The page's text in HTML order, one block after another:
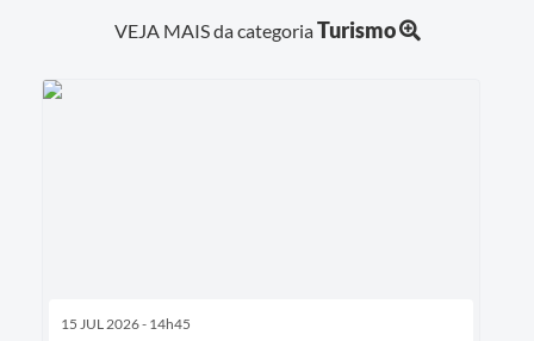
VEJA MAIS da categoriaTurismo
15 JUL 2026 - 14h45